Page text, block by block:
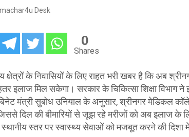
Desk
0
Shares
क्षेत्रों के निवासियों के लिए राहत भरी खबर है कि अब
इलाज मिल सकेगा। सरकार के चिकित्सा शिक्षा विभाग
मंत्री सुबोध उनियाल के अनुसार, श्रीनगर मेडिकल
दिल की बीमारियों से जूझ रहे मरीजों को अब इलाज के
स्तर पर स्वास्थ्य सेवाओं को मजबूत करने की दिशा